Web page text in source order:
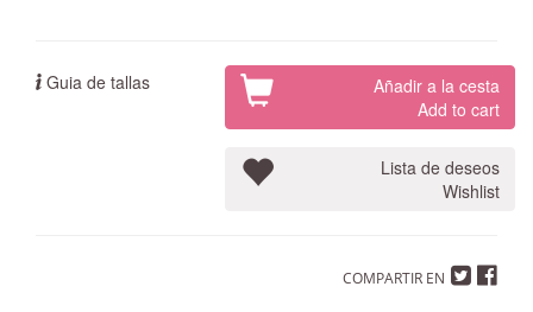
Guia de tallas
Añadir a la cesta
Add to cart
Lista de deseos
Wishlist
COMPARTIR EN